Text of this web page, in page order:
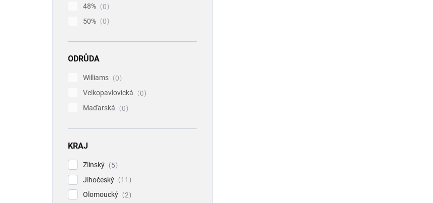
48%
0
50%
0
ODRŮDA
Williams
0
Velkopavlovická
0
Maďarská
0
KRAJ
Zlínský
5
Jihočeský
11
Olomoucký
2